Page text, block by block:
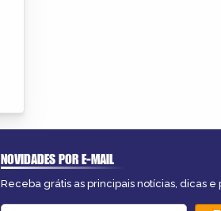
NOVIDADES POR E-MAIL
Receba grátis as principais notícias, dicas